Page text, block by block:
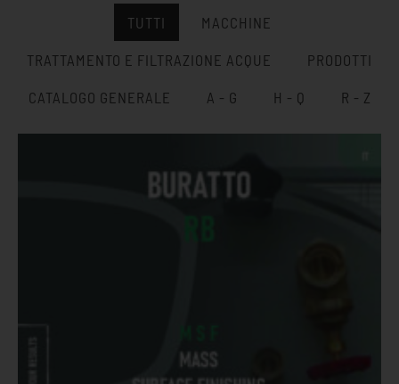
TUTTI MACCHINE
TRATTAMENTO E FILTRAZIONE ACQUE PRODOTTI
CATALOGO GENERALE A - G H - Q R - Z